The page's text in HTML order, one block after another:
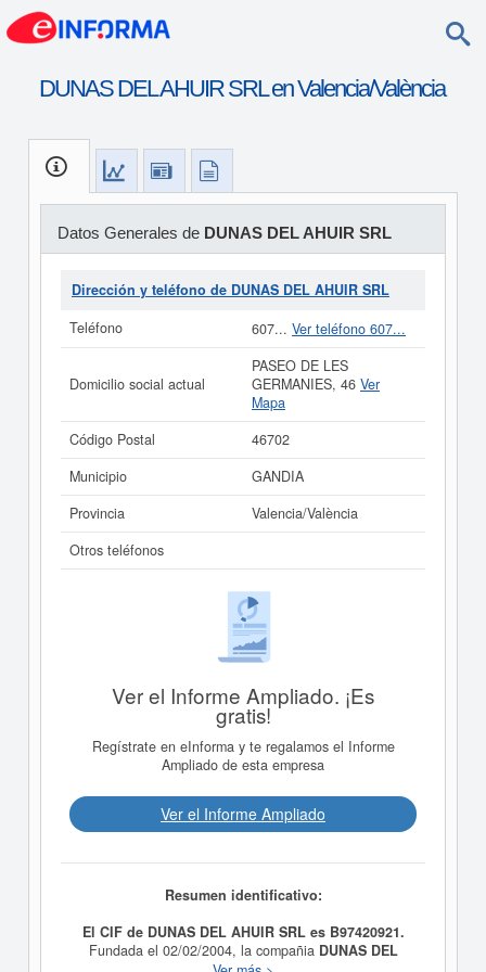
DUNAS DEL AHUIR SRL en Valencia/València
Datos Generales de DUNAS DEL AHUIR SRL
Dirección y teléfono de DUNAS DEL AHUIR SRL
Teléfono
607... Ver teléfono 607...
Domicilio social actual
PASEO DE LES
GERMANIES, 46 Ver
Mapa
Código Postal
46702
Municipio
GANDIA
Provincia
Valencia/València
Otros teléfonos
Ver el Informe Ampliado. ¡Es
gratis!
Regístrate en eInforma y te regalamos el Informe
Ampliado de esta empresa
Ver el Informe Ampliado
Resumen identificativo:
El CIF de DUNAS DEL AHUIR SRL es B97420921.
Fundada el 02/02/2004, la compañia DUNAS DEL